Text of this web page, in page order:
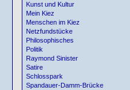
Kunst und Kultur
Mein Kiez
Menschen im Kiez
Netzfundstücke
Philosophisches
Politik
Raymond Sinister
Satire
Schlosspark
Spandauer-Damm-Brücke